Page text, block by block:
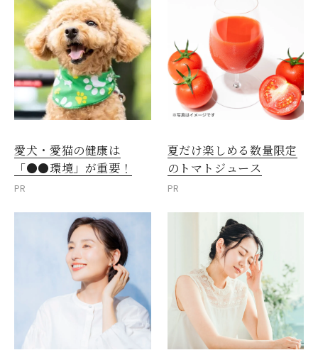
愛犬・愛猫の健康は
「●●環境」が重要！
PR
夏だけ楽しめる数量限定
のトマトジュース
PR